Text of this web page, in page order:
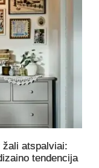
atspalviai:
tendencija